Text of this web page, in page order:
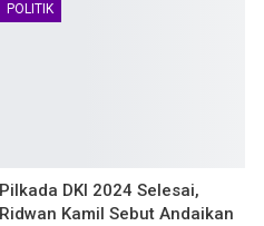
POLITIK
Pilkada DKI 2024 Selesai,
Ridwan Kamil Sebut Andaikan